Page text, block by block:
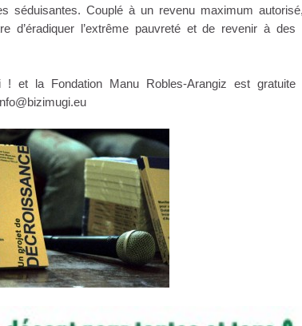
séduisantes. Couplé à un revenu maximum
d’éradiquer l’extrême pauvreté et de revenir à des
! et la Fondation Manu Robles-Arangiz est